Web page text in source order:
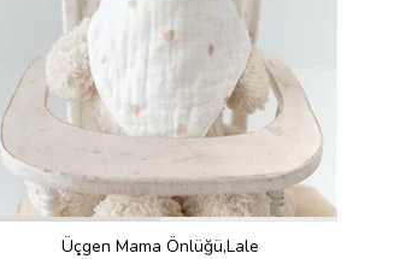
Üçgen Mama Önlüğü,Lale